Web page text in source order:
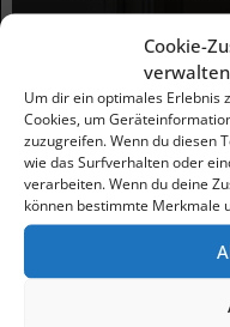
Cookie-
verwalten
Um dir ein optimales Erlebnis
Cookies, um
zuzugreifen. Wenn du diesen
wie das Surfverhalten oder
verarbeiten. Wenn du deine
können bestimmte Merkmale
Wir sichern Ihnen eine
allumfassende und
unter der Leitung
Baukoordinators zu.
Eine besondere
Entkernung von mit
Bauelementen laut